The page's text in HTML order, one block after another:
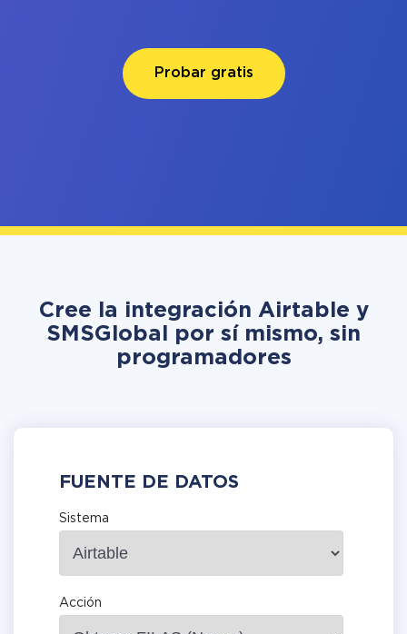
Probar gratis
Cree la integración Airtable y
SMSGlobal por sí mismo, sin
programadores
FUENTE DE DATOS
Sistema
Acción